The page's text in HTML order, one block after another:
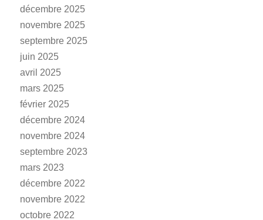
décembre 2025
novembre 2025
septembre 2025
juin 2025
avril 2025
mars 2025
février 2025
décembre 2024
novembre 2024
septembre 2023
mars 2023
décembre 2022
novembre 2022
octobre 2022